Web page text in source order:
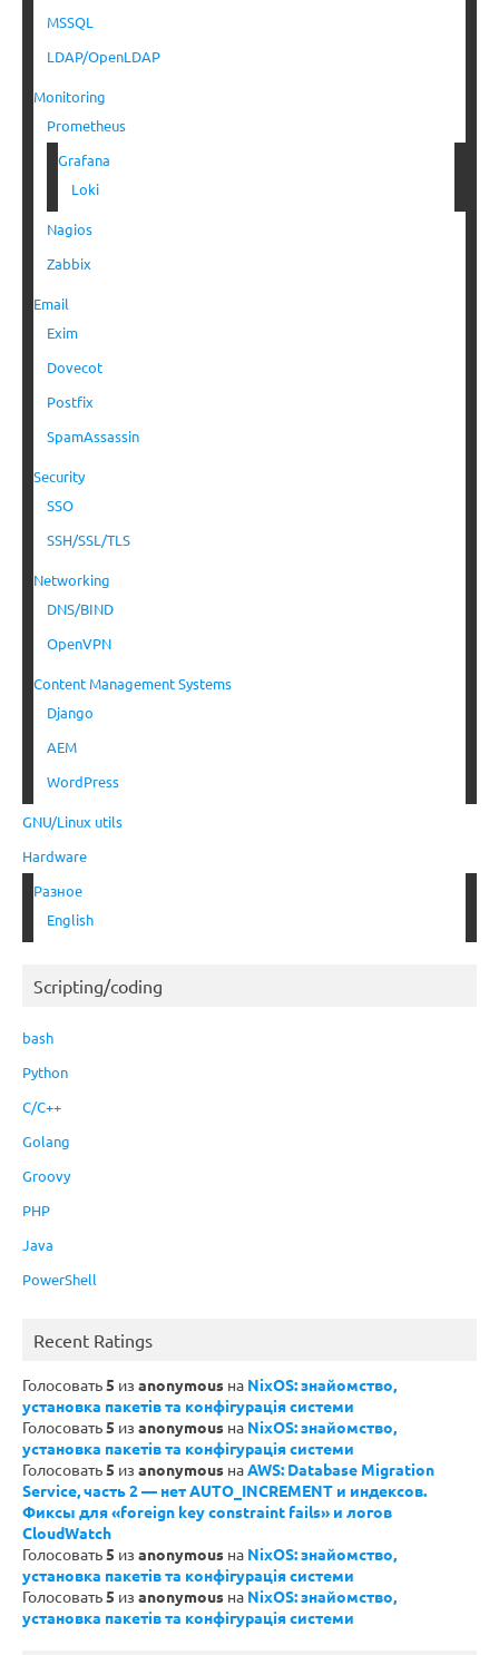
MSSQL
LDAP/OpenLDAP
Monitoring
Prometheus
Grafana
Loki
Nagios
Zabbix
Email
Exim
Dovecot
Postfix
SpamAssassin
Security
SSO
SSH/SSL/TLS
Networking
DNS/BIND
OpenVPN
Content Management Systems
Django
AEM
WordPress
GNU/Linux utils
Hardware
Разное
English
Scripting/coding
bash
Python
C/C++
Golang
Groovy
PHP
Java
PowerShell
Recent Ratings
Голосовать5 из anonymous на NixOS: знайомство,
установка пакетів та конфігурація системи
Голосовать5 из anonymous на NixOS: знайомство,
установка пакетів та конфігурація системи
Голосовать5 из anonymous наAWS: Database Migration
Service, часть 2 — нет AUTO_INCREMENT и индексов.
Фиксы для «foreign key constraint fails» и логов
CloudWatch
Голосовать5 из anonymous на NixOS: знайомство,
установка пакетів та конфігурація системи
Голосовать5 из anonymous на NixOS: знайомство,
установка пакетів та конфігурація системи